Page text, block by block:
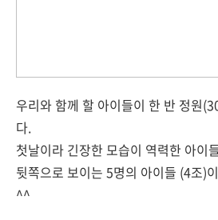
우리와 함께 할 아이들이 한 반 정원
다.
첫날이라 긴장한 모습이 역력한 아이
뒷쪽으로 보이는 5명의 아이들 (4조)
^^